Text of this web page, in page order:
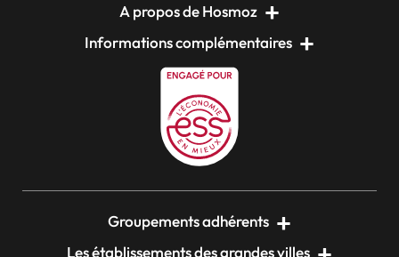
A propos de Hosmoz
Informations complémentaires
Groupements adhérents
Les établissements des grandes villes